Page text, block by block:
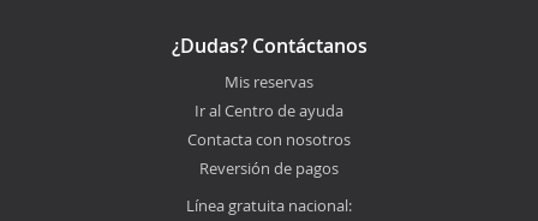
¿Dudas? Contáctanos
Mis reservas
Ir al Centro de ayuda
Contacta con nosotros
Reversión de pagos
Línea gratuita nacional: